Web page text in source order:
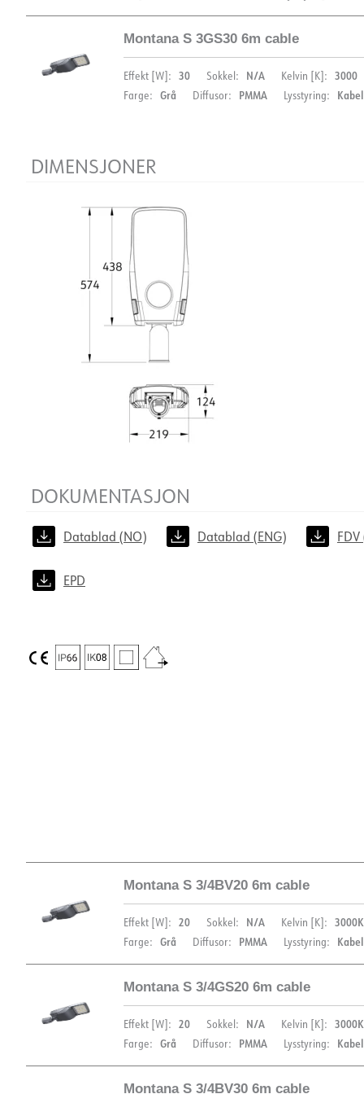
Datablad (NO)
DOKUMENTASJON
DIMENSJONER
DOKUMENTASJON
Datablad (NO)
Montana S 3GS30 6m cable
Effekt [W]: 30 Sokkel: N/A Kelvin [K]: 3000
Farge: Grå Diffusor: PMMA Lysstyring:
DIMENSJONER
DOKUMENTASJON
Datablad (NO) Datablad (ENG)
EPD
Montana S 3/4BV20 6m cable
Effekt [W]: 20 Sokkel: N/A Kelvin [K]:
Farge: Grå Diffusor: PMMA Lysstyring:
DIMENSJONER
Montana S 3/4GS20 6m cable
Effekt [W]: 20 Sokkel: N/A Kelvin [K]:
Farge: Grå Diffusor: PMMA Lysstyring:
Montana S 3/4BV30 6m cable